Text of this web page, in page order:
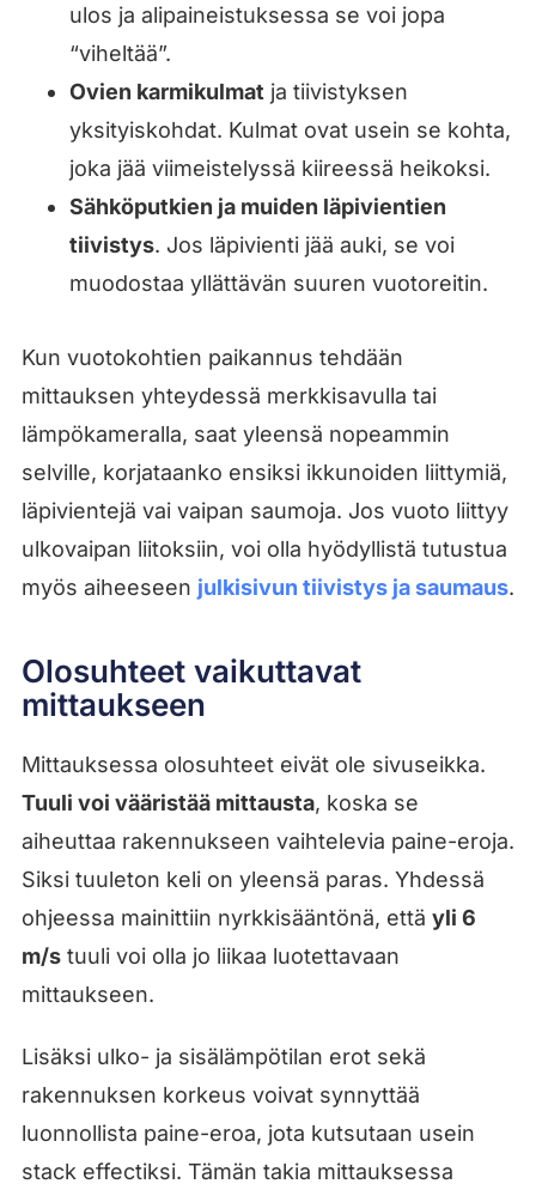
ulos ja alipaineistuksessa se voi jopa
“viheltää”.
Ovien karmikulmat ja tiivistyksen
yksityiskohdat. Kulmat ovat usein se kohta,
joka jää viimeistelyssä kiireessä heikoksi.
Sähköputkien ja muiden läpivientien
tiivistys. Jos läpivienti jää auki, se voi
muodostaa yllättävän suuren vuotoreitin.
Kun vuotokohtien paikannus tehdään
mittauksen yhteydessä merkkisavulla tai
lämpökameralla, saat yleensä nopeammin
selville, korjataanko ensiksi ikkunoiden liittymiä,
läpivientejä vai vaipan saumoja. Jos vuoto liittyy
ulkovaipan liitoksiin, voi olla hyödyllistä tutustua
myös aiheeseen julkisivun tiivistys ja saumaus.
Olosuhteet vaikuttavat
mittaukseen
Mittauksessa olosuhteet eivät ole sivuseikka.
Tuuli voi vääristää mittausta, koska se
aiheuttaa rakennukseen vaihtelevia paine-eroja.
Siksi tuuleton keli on yleensä paras. Yhdessä
ohjeessa mainittiin nyrkkisääntönä, että yli 6
m/stuuli voi olla jo liikaa luotettavaan
mittaukseen.
Lisäksi ulko- ja sisälämpötilan erot sekä
rakennuksen korkeus voivat synnyttää
luonnollista paine-eroa, jota kutsutaan usein
stack effectiksi. Tämän takia mittauksessa